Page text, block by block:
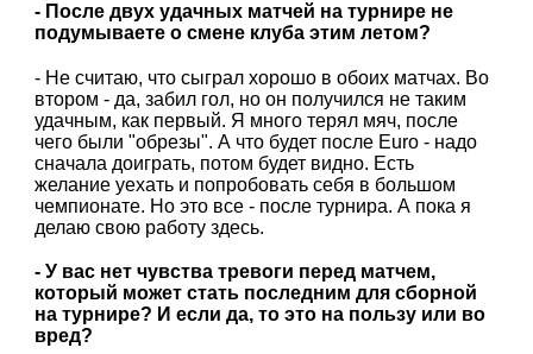
- После двух удачных матчей на турнире не
подумываете о смене клуба этим летом?
- Не считаю, что сыграл хорошо в обоих матчах. Во
втором - да, забил гол, но он получился не таким
удачным, как первый. Я много терял мяч, после
чего были "обрезы". А что будет после Euro - надо
сначала доиграть, потом будет видно. Есть
желание уехать и попробовать себя в большом
чемпионате. Но это все - после турнира. А пока я
делаю свою работу здесь.
- У вас нет чувства тревоги перед матчем,
который может стать последним для сборной
на турнире? И если да, то это на пользу или во
вред?